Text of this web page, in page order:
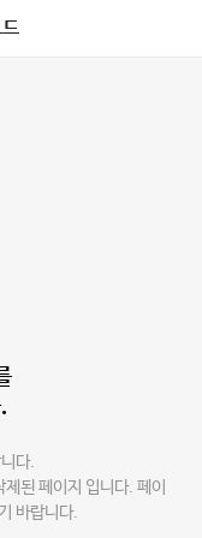
다.
된 페이지 입니다. 페이
바랍니다.